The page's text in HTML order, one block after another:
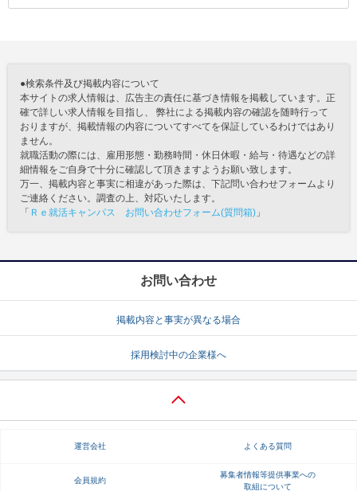
●検索条件及び掲載内容について
本サイトの求人情報は、広告主の責任に基づき情報を掲載しています。正
確で詳しい求人情報を目指し、 弊社による掲載内容の確認を随時行って
おりますが、掲載情報の内容についてすべてを保証しているわけではあり
ません。
就職活動の際には、雇用形態・勤務時間・休日休暇・給与・待遇などの詳
細情報をご自身で十分に確認して頂きますようお願い致します。
万一、掲載内容と事実に相違があった際は、下記問い合わせフォームより
ご連絡ください。調査の上、対応いたします。
「 Ｒｅ就活キャンパス お問い合わせフォーム(質問箱) 」
お問い合わせ
掲載内容と事実が異なる場合
採用検討中の企業様へ
運営会社 よくある質問
会員規約
募集者情報等提供事業への
取組について